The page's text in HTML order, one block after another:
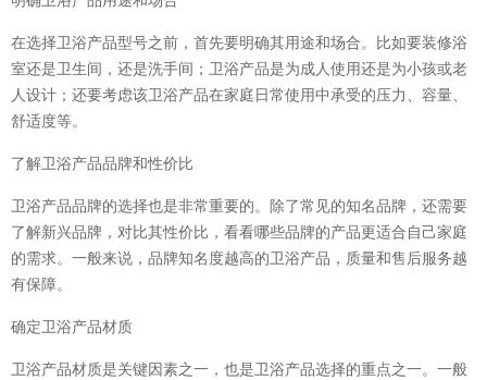
在选择卫浴产品型号之前，首先要明确其用途和场合。比如要装修浴
室还是卫生间，还是洗手间；卫浴产品是为成人使用还是为小孩或老
人设计；还要考虑该卫浴产品在家庭日常使用中承受的压力、容量、
舒适度等。
了解卫浴产品品牌和性价比
卫浴产品品牌的选择也是非常重要的。除了常见的知名品牌，还需要
了解新兴品牌，对比其性价比，看看哪些品牌的产品更适合自己家庭
的需求。一般来说，品牌知名度越高的卫浴产品，质量和售后服务越
有保障。
确定卫浴产品材质
卫浴产品材质是关键因素之一，也是卫浴产品选择的重点之一。一般